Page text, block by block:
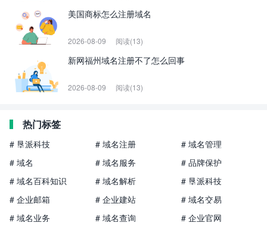
美国商标怎么注册域名
2026-08-09 阅读(13)
新网福州域名注册不了怎么回事
2026-08-09 阅读(13)
热门标签
# 垦派科技 # 域名注册
# 域名管理
# 域名
# 域名服务
# 品牌保护
# 域名百科知识
# 域名解析
# 垦派科技
# 企业邮箱
# 企业建站
# 域名交易
# 域名业务
# 域名查询
# 企业官网